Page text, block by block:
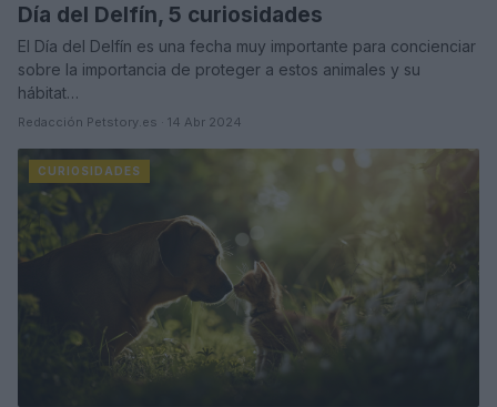
Día del Delfín, 5 curiosidades
El Día del Delfín es una fecha muy importante para concienciar
sobre la importancia de proteger a estos animales y su
hábitat…
Redacción Petstory.es · 14 Abr 2024
CURIOSIDADES